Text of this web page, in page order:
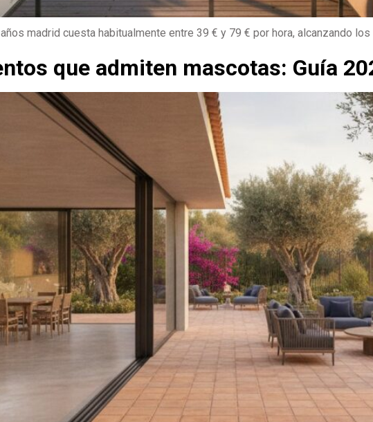
madrid cuesta habitualmente entre 39 € y 79 € por hora, alcanzando
que admiten mascotas: Guía